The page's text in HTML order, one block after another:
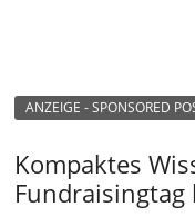
ANZEIGE - SPONSORED
Kompaktes
Fundraisingtag